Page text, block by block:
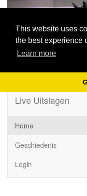
This website uses
the best experience
Learn more
Previous
Live Uitslagen
Home
Geschiedenis
Login